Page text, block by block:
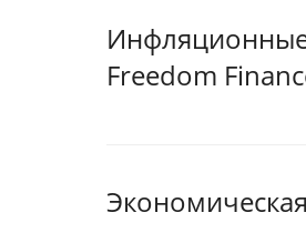
Инфляционные
Freedom